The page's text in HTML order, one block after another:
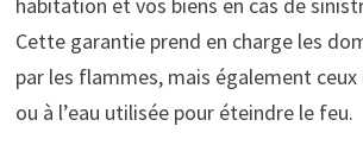
Cette garantie prend en charge les
par les flammes, mais également
ou à l’eau utilisée pour éteindre le feu.